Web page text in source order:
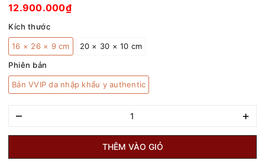
12.900.000₫
Kích thước
16 × 26 × 9 cm
20 × 30 × 10 cm
Phiên bản
Bản VVIP da nhập khẩu y authentic
– +
THÊM VÀO GIỎ